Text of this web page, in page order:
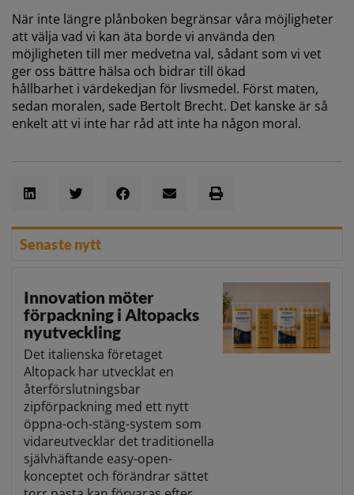
När inte längre plånboken begränsar våra möjligheter
att välja vad vi kan äta borde vi använda den
möjligheten till mer medvetna val, sådant som vi vet
ger oss bättre hälsa och bidrar till ökad
hållbarhet i värdekedjan för livsmedel. Först maten,
sedan moralen, sade Bertolt Brecht. Det kanske är så
enkelt att vi inte har råd att inte ha någon moral.
Senaste nytt
Innovation möter
förpackning i Altopacks
nyutveckling
Det italienska företaget
Altopack har utvecklat en
återförslutningsbar
zipförpackning med ett nytt
öppna-och-stäng-system som
vidareutvecklar det traditionella
självhäftande easy-open-
konceptet och förändrar sättet